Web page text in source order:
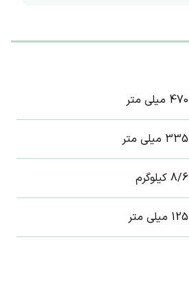
470 میلی متر
335 میلی متر
8/6 کیلوگرم
125 میلی متر